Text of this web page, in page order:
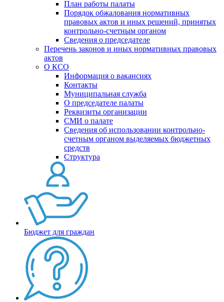
План работы палаты
Порядок обжалования нормативных
правовых актов и иных решений, принятых
контрольно-счетным органом
Сведения о председателе
Перечень законов и иных нормативных правовых
актов
О КСО
Информация о вакансиях
Контакты
Муниципальная служба
О председателе палаты
Реквизиты организации
СМИ о палате
Сведения об использовании контрольно-
счетным органом выделяемых бюджетных
средств
Структура
Бюджет для граждан